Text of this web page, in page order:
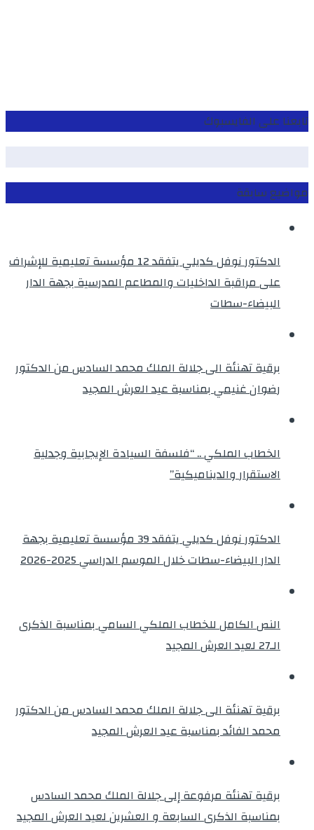
تابعنا على الفايسبوك
مواضيع سابقة
الدكتور نوفل كديلي يتفقد 12 مؤسسة تعليمية للإشراف
على مراقبة الداخليات والمطاعم المدرسية بجهة الدار
البيضاء-سطات
برقية تهنئة الى جلالة الملك محمد السادس من الدكتور
رضوان غنيمي بمناسبة عيد العرش المجيد
الخطاب الملكي .. “فلسفة السيادة الإيجابية وجدلية
الاستقرار والديناميكية”
الدكتور نوفل كديلي يتفقد 39 مؤسسة تعليمية بجهة
الدار البيضاء-سطات خلال الموسم الدراسي 2025-2026
النص الكامل للخطاب الملكي السامي بمناسبة الذكرى
الـ27 لعيد العرش المجيد
برقية تهنئة الى جلالة الملك محمد السادس من الدكتور
محمد الفائد بمناسبة عيد العرش المجيد
برقية تهنئة مرفوعة إلى جلالة الملك محمد السادس
بمناسبة الذكرى السابعة و العشرين لعيد العرش المجيد